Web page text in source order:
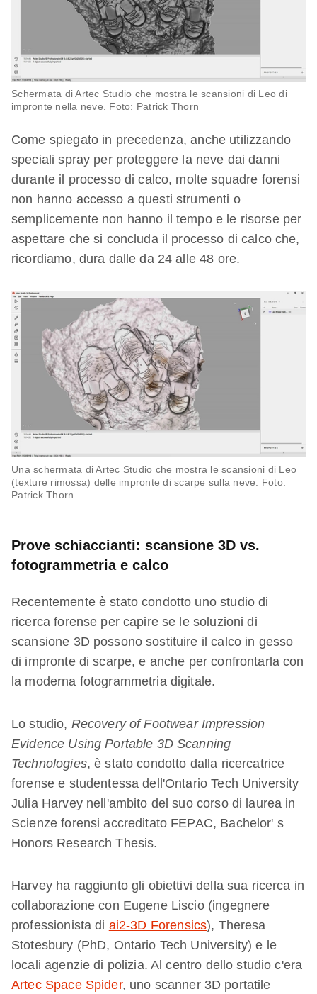
Schermata di Artec Studio che mostra le scansioni di Leo di
impronte nella neve. Foto: Patrick Thorn
Come spiegato in precedenza, anche utilizzando
speciali spray per proteggere la neve dai danni
durante il processo di calco, molte squadre forensi
non hanno accesso a questi strumenti o
semplicemente non hanno il tempo e le risorse per
aspettare che si concluda il processo di calco che,
ricordiamo, dura dalle da 24 alle 48 ore.
Una schermata di Artec Studio che mostra le scansioni di Leo
(texture rimossa) delle impronte di scarpe sulla neve. Foto:
Patrick Thorn
Prove schiaccianti: scansione 3D vs.
fotogrammetria e calco
Recentemente è stato condotto uno studio di
ricerca forense per capire se le soluzioni di
scansione 3D possono sostituire il calco in gesso
di impronte di scarpe, e anche per confrontarla con
la moderna fotogrammetria digitale.
Lo studio, Recovery of Footwear Impression
Evidence Using Portable 3D Scanning
Technologies, è stato condotto dalla ricercatrice
forense e studentessa dell'Ontario Tech University
Julia Harvey nell'ambito del suo corso di laurea in
Scienze forensi accreditato FEPAC, Bachelor' s
Honors Research Thesis.
Harvey ha raggiunto gli obiettivi della sua ricerca in
collaborazione con Eugene Liscio (ingegnere
professionista di ai2-3D Forensics), Theresa
Stotesbury (PhD, Ontario Tech University) e le
locali agenzie di polizia. Al centro dello studio c'era
Artec Space Spider, uno scanner 3D portatile